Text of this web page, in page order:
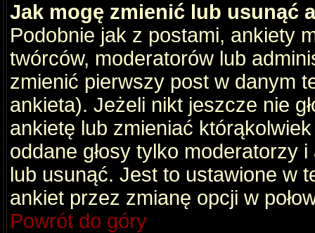
Jak mogę zmienić lub usunąć
Podobnie jak z postami, ankiety
twórców, moderatorów lub
zmienić pierwszy post w danym
ankieta). Jeżeli nikt jeszcze nie
ankietę lub zmieniać
oddane głosy tylko moderatorzy
lub usunąć. Jest to ustawione w
ankiet przez zmianę opcji w
Powrót do góry